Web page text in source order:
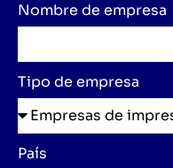
Nombre de empresa
Tipo de empresa
País